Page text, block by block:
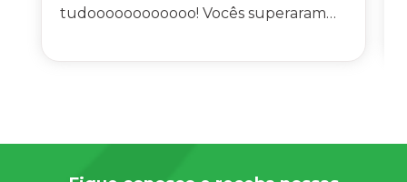
tudoooooooooooo! Vocês superaram
como agradecer a todos por tudo!!
fôssemos uma família de verdade!!"